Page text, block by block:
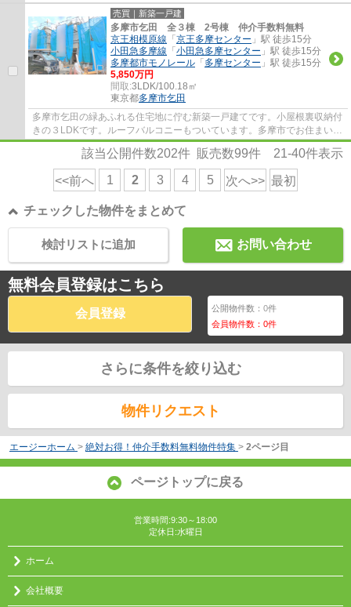
件は、足元から温められるのでエアコンの...
売買｜新築一戸建
多摩市乞田 全３棟 2号棟 仲介手数料無料
京王相模原線 「 京王多摩センター 」駅 徒歩15分
小田急多摩線 「 小田急多摩センター 」駅 徒歩15分
多摩都市モノレール 「 多摩センター 」駅 徒歩15分
5,850万円
間取:3LDK/100.18㎡
東京都多摩市乞田
多摩市乞田の緑あふれる住宅地に佇む新築一戸建てです。小屋根裏収納付
きの３LDKです。ルーフバルコニーもついています。多摩市でお住まいを
お探しなら多摩地区に詳しいエージーホーム...
該当公開件数202件 販売数99件 21-40件表示
<<前へ 1 2 3 4 5 次へ>> 最初
チェックした物件をまとめて
お問い合わせ
検討リストに追加
無料会員登録はこちら
会員登録 公開物件数：0件
会員物件数：0件
さらに条件を絞り込む
物件リクエスト
エージーホーム > 絶対お得！仲介手数料無料物件特集 > 2ページ目
ページトップに戻る
営業時間:9:30～18:00
定休日:水曜日
ホーム
会社概要